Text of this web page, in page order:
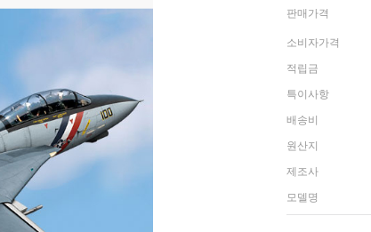
판매가격
소비자가격
적립금
특이사항
배송비
원산지
제조사
모델명